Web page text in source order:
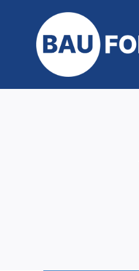
springen